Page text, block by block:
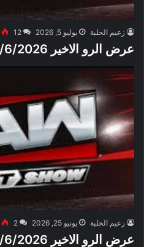
زعيم الحلبة يوليو 5, 2026 12
عرض الرو الاخير 29/6/2026 كامل
زعيم الحلبة يونيو 25, 2026 2
عرض الرو الاخير 22/6/2026 مترجم كامل